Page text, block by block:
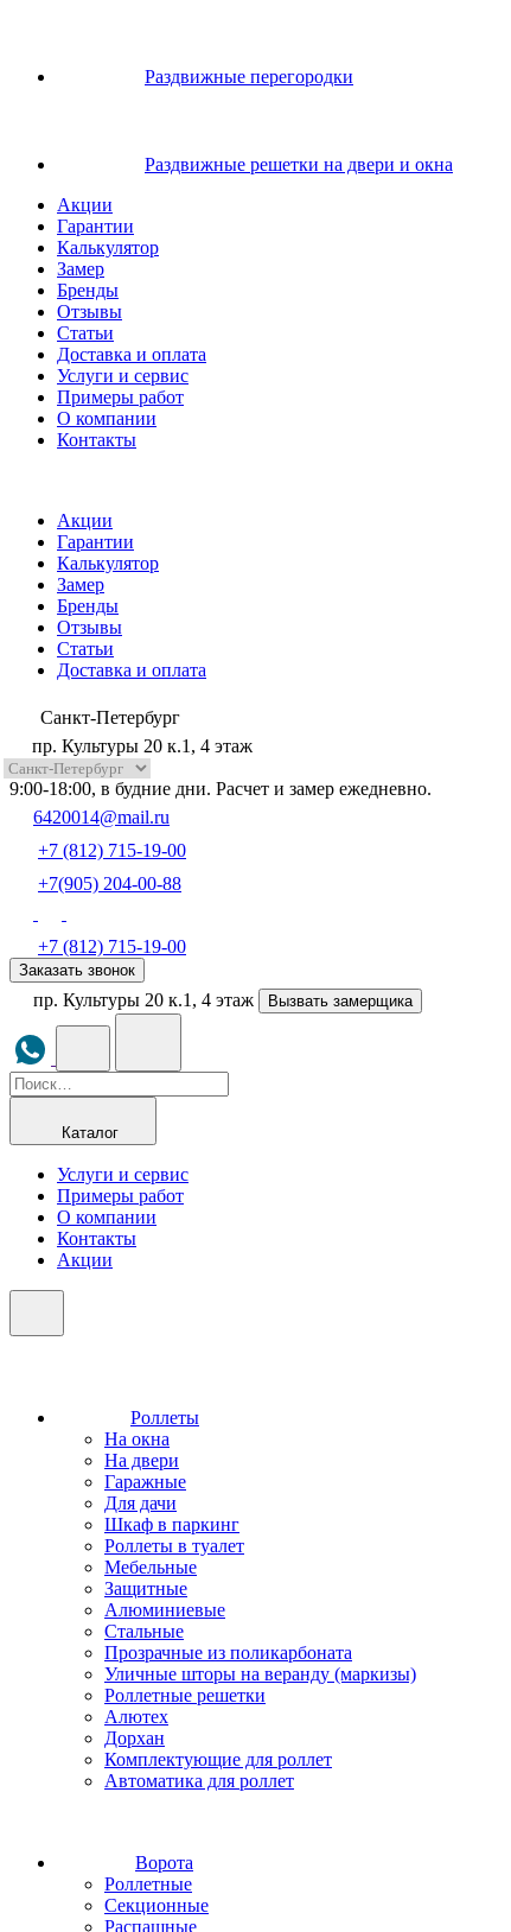
Раздвижные перегородки
Раздвижные решетки на двери и окна
Акции
Гарантии
Калькулятор
Замер
Бренды
Отзывы
Статьи
Доставка и оплата
Услуги и сервис
Примеры работ
О компании
Контакты
Акции
Гарантии
Калькулятор
Замер
Бренды
Отзывы
Статьи
Доставка и оплата
Санкт-Петербург
пр. Культуры 20 к.1, 4 этаж
9:00-18:00, в будние дни. Расчет и замер ежедневно.
6420014@mail.ru
+7 (812) 715-19-00
+7(905) 204-00-88
+7 (812) 715-19-00
Заказать звонок
пр. Культуры 20 к.1, 4 этаж Вызвать замерщика
Каталог
Услуги и сервис
Примеры работ
О компании
Контакты
Акции
Роллеты
На окна
На двери
Гаражные
Для дачи
Шкаф в паркинг
Роллеты в туалет
Мебельные
Защитные
Алюминиевые
Стальные
Прозрачные из поликарбоната
Уличные шторы на веранду (маркизы)
Роллетные решетки
Алютех
Дорхан
Комплектующие для роллет
Автоматика для роллет
Ворота
Роллетные
Секционные
Распашные